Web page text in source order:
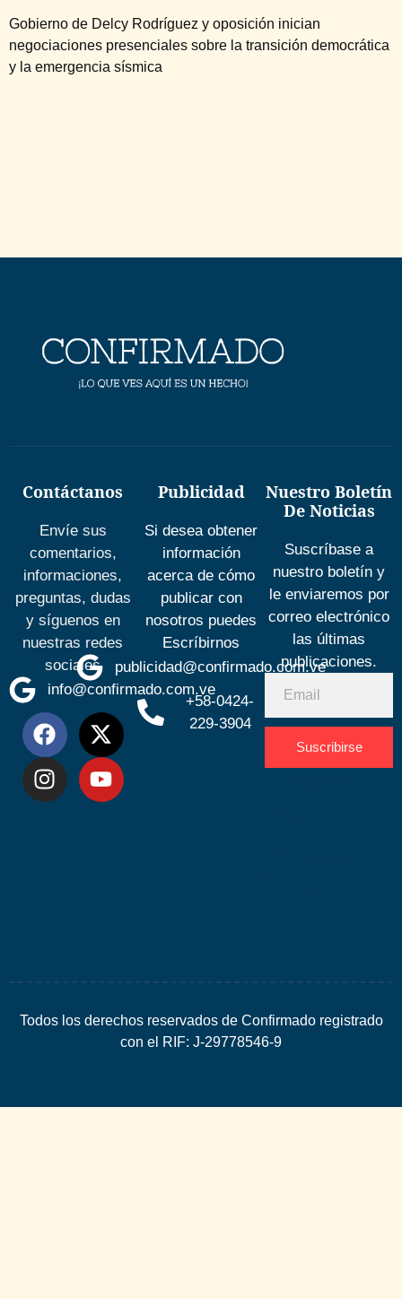
Gobierno de Delcy Rodríguez y oposición inician
negociaciones presenciales sobre la transición democrática
y la emergencia sísmica
Contáctanos
Envíe sus
comentarios,
informaciones,
preguntas, dudas
y síguenos en
nuestras redes
sociales
info@confirmado.com.ve
Publicidad
Si desea obtener
información
acerca de cómo
publicar con
nosotros puedes
Escríbirnos
publicidad@confirmado.com.ve
+58-0424-
229-3904
Nuestro Boletín
De Noticias
Suscríbase a
nuestro boletín y
le enviaremos por
correo electrónico
las últimas
publicaciones.
Suscribirse
Todos los derechos reservados de Confirmado registrado
con el RIF: J-29778546-9